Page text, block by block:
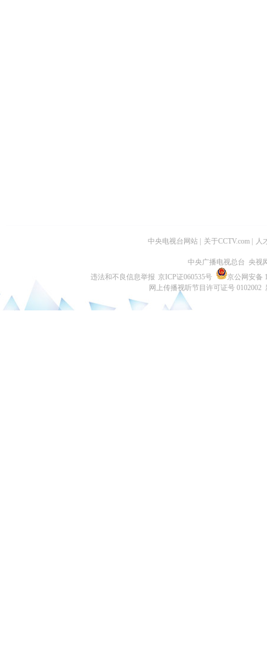
中央电视台网站 关于CCTV.com 人
中央广播电视总台 央视
违法和不良信息举报 京ICP证060535号
京公网安备
网上传播视听节目许可证号 0102002